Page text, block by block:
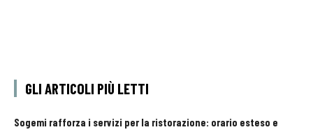
GLI ARTICOLI PIÙ LETTI
Sogemi rafforza i servizi per la ristorazione: orario esteso e